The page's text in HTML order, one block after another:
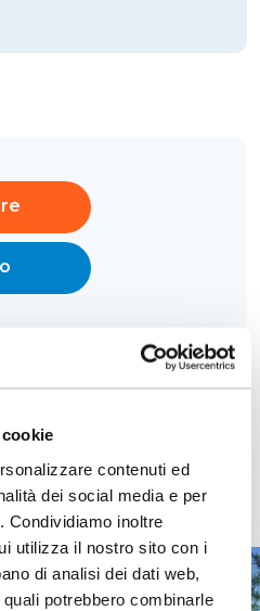
contenuti ed
dei social media e per
Condividiamo inoltre
utilizza il nostro sito con i
di analisi dei dati web,
potrebbero combinarle